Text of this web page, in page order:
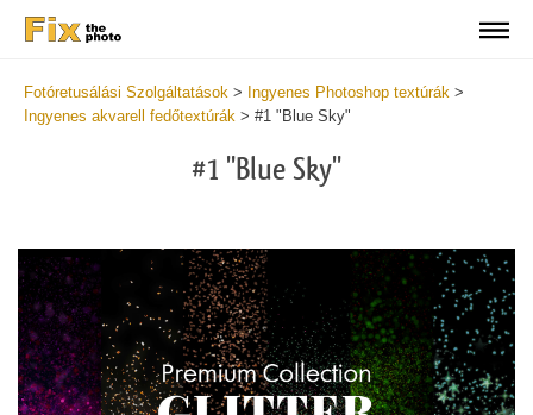
Fotóretusálási Szolgáltatások > Ingyenes Photoshop textúrák >
Ingyenes akvarell fedőtextúrák > #1 "Blue Sky"
#1 "Blue Sky"